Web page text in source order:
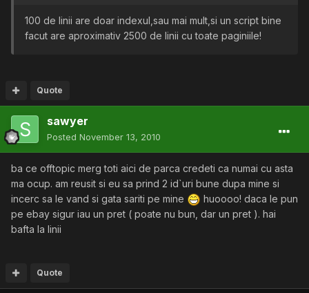
100 de linii are doar indexul,sau mai mult,si un script bine
facut are aproximativ 2500 de linii cu toate paginiile!
Quote
sawyer
Posted November 13, 2010
ba ce offtopic merg toti aici de parca credeti ca numai cu asta
ma ocup. am reusit si eu sa prind 2 id`uri bune dupa mine si
incerc sa le vand si gata sariti pe mine
huoooo! daca le pun
pe ebay sigur iau un pret ( poate nu bun, dar un pret ). hai
bafta la linii
Quote